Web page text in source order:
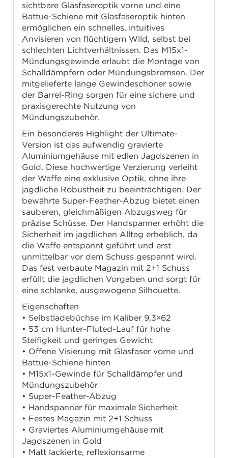
sichtbare Glasfaseroptik vorne und eine
Battue-Schiene mit Glasfaseroptik hinten
ermöglichen ein schnelles, intuitives
Anvisieren von flüchtigem Wild, selbst bei
schlechten Lichtverhältnissen. Das M15x1-
Mündungsgewinde erlaubt die Montage von
Schalldämpfern oder Mündungsbremsen. Der
mitgelieferte lange Gewindeschoner sowie
der Barrel-Ring sorgen für eine sichere und
praxisgerechte Nutzung von
Mündungszubehör.
Ein besonderes Highlight der Ultimate-
Version ist das aufwendig gravierte
Aluminiumgehäuse mit edlen Jagdszenen in
Gold. Diese hochwertige Verzierung verleiht
der Waffe eine exklusive Optik, ohne ihre
jagdliche Robustheit zu beeinträchtigen. Der
bewährte Super-Feather-Abzug bietet einen
sauberen, gleichmäßigen Abzugsweg für
präzise Schüsse. Der Handspanner erhöht die
Sicherheit im jagdlichen Alltag erheblich, da
die Waffe entspannt geführt und erst
unmittelbar vor dem Schuss gespannt wird.
Das fest verbaute Magazin mit 2+1 Schuss
erfüllt die jagdlichen Vorgaben und sorgt für
eine schlanke, ausgewogene Silhouette.
Eigenschaften
• Selbstladebüchse im Kaliber 9,3×62
• 53 cm Hunter-Fluted-Lauf für hohe
Steifigkeit und geringes Gewicht
• Offene Visierung mit Glasfaser vorne und
Battue-Schiene hinten
• M15x1-Gewinde für Schalldämpfer und
Mündungszubehör
• Super-Feather-Abzug
• Handspanner für maximale Sicherheit
• Festes Magazin mit 2+1 Schuss
• Graviertes Aluminiumgehäuse mit
Jagdszenen in Gold
• Matt lackierte, reflexionsarme